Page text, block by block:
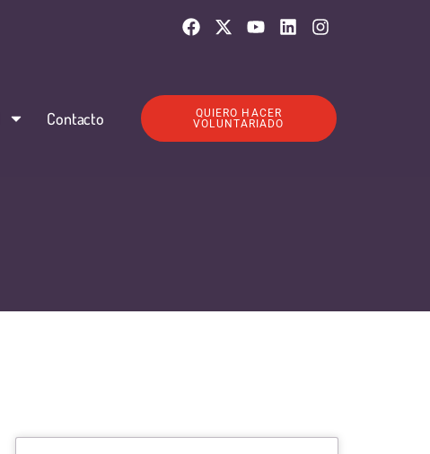
Contacto
QUIERO HACER
VOLUNTARIADO